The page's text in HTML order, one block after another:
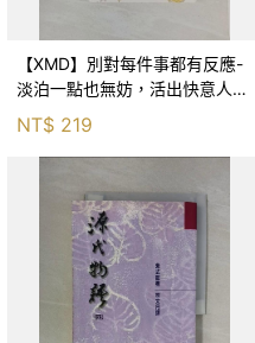
【XMD】別對每件事都有反應-
淡泊一點也無妨，活出快意人生
的99個禪練習！_枡野俊明, 黃
薇嬪
NT$ 219